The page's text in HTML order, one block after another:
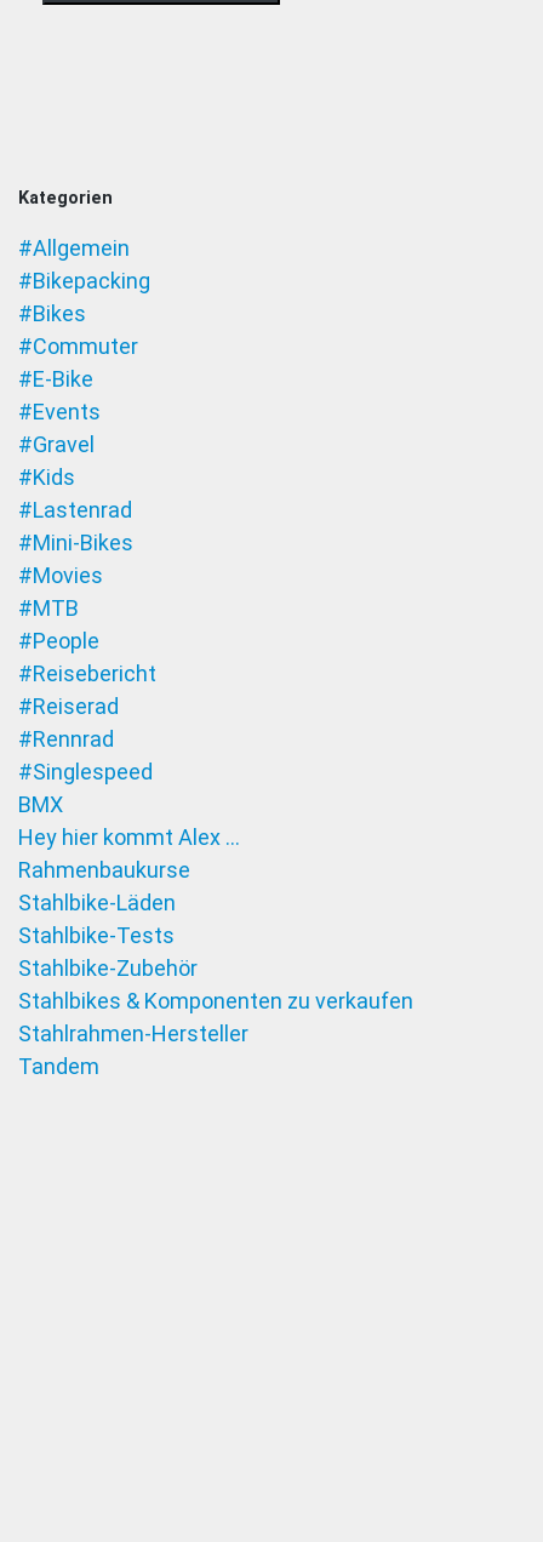
Kategorien
#Allgemein
#Bikepacking
#Bikes
#Commuter
#E-Bike
#Events
#Gravel
#Kids
#Lastenrad
#Mini-Bikes
#Movies
#MTB
#People
#Reisebericht
#Reiserad
#Rennrad
#Singlespeed
BMX
Hey hier kommt Alex …
Rahmenbaukurse
Stahlbike-Läden
Stahlbike-Tests
Stahlbike-Zubehör
Stahlbikes & Komponenten zu verkaufen
Stahlrahmen-Hersteller
Tandem